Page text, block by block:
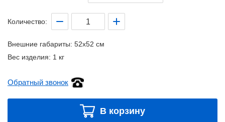
Количество:
Внешние габариты: 52x52 см
Вес изделия: 1 кг
Обратный звонок
В корзину